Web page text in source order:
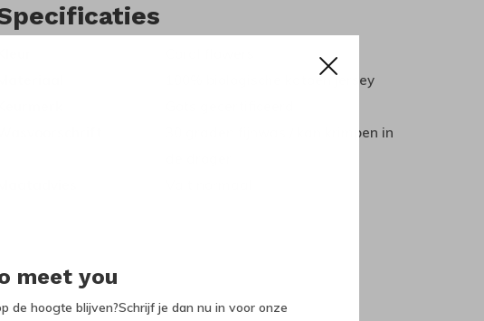
meet you
de hoogte blijven?Schrijf je dan nu in voor onze
100% biologische katoen jersey
30 graden fijnwas / kan krimpen in